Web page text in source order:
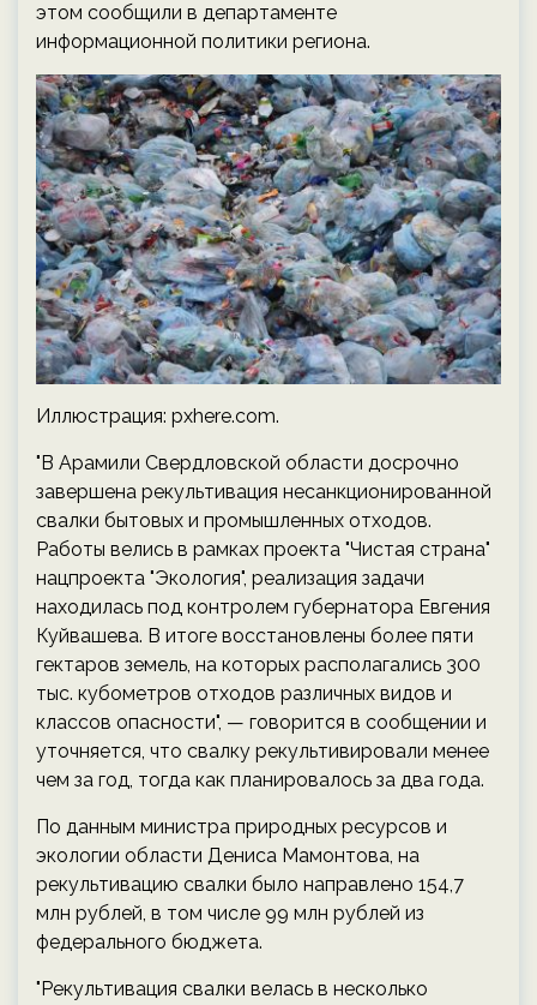
этом сообщили в департаменте
информационной политики региона.
Иллюстрация: pxhere.com.
"В Арамили Свердловской области досрочно
завершена рекультивация несанкционированной
свалки бытовых и промышленных отходов.
Работы велись в рамках проекта "Чистая страна"
нацпроекта "Экология", реализация задачи
находилась под контролем губернатора Евгения
Куйвашева. В итоге восстановлены более пяти
гектаров земель, на которых располагались 300
тыс. кубометров отходов различных видов и
классов опасности", — говорится в сообщении и
уточняется, что свалку рекультивировали менее
чем за год, тогда как планировалось за два года.
По данным министра природных ресурсов и
экологии области Дениса Мамонтова, на
рекультивацию свалки было направлено 154,7
млн рублей, в том числе 99 млн рублей из
федерального бюджета.
"Рекультивация свалки велась в несколько